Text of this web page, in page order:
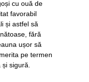
cu ouă de
favorabil
și astfel să
fără
ușor să
pe termen
sigură.